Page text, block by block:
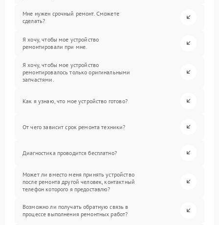
Мне нужен срочный ремонт. Сможете
сделать?
Я хочу, чтобы мое устройство
ремонтировали при мне.
Я хочу, чтобы мое устройство
ремонтировалось только оригинальными
запчастями.
Как я узнаю, что мое устройство готово?
От чего зависит срок ремонта техники?
Диагностика проводится бесплатно?
Может ли вместо меня принять устройство
после ремонта другой человек, контактный
телефон которого я предоставлю?
Возможно ли получать обратную связь в
процессе выполнения ремонтных работ?